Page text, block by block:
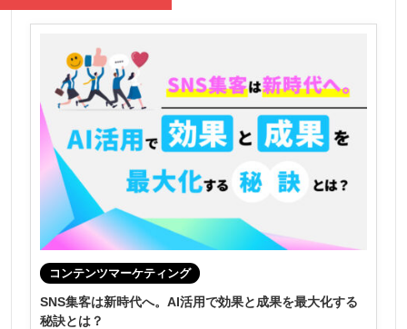
コンテンツマーケティング
SNS集客は新時代へ。AI活用で効果と成果を最大化する
秘訣とは？